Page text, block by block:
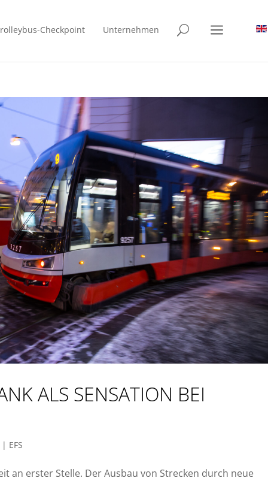
Checkpoint Unternehmen U a
ALS SENSATION BEI
| EFS
an erster Stelle. Der Ausbau von Strecken durch neue